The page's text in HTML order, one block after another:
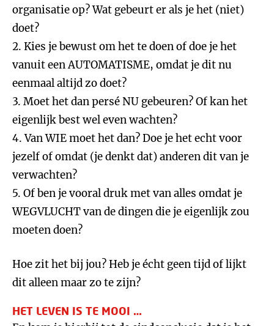
organisatie op? Wat gebeurt er als je het (niet)
doet?
2. Kies je bewust om het te doen of doe je het
vanuit een AUTOMATISME, omdat je dit nu
eenmaal altijd zo doet?
3. Moet het dan persé NU gebeuren? Of kan het
eigenlijk best wel even wachten?
4. Van WIE moet het dan? Doe je het echt voor
jezelf of omdat (je denkt dat) anderen dit van je
verwachten?
5. Of ben je vooral druk met van alles omdat je
WEGVLUCHT van de dingen die je eigenlijk zou
moeten doen?
Hoe zit het bij jou? Heb je écht geen tijd of lijkt
dit alleen maar zo te zijn?
HET LEVEN IS TE MOOI …